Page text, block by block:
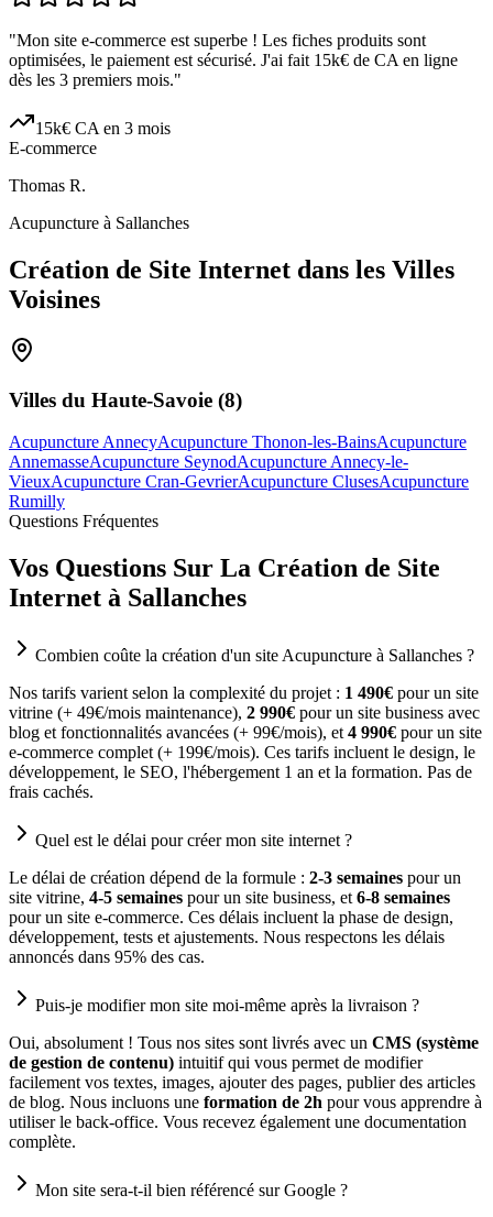
"Mon site e-commerce est superbe ! Les fiches produits sont
optimisées, le paiement est sécurisé. J'ai fait 15k€ de CA en ligne
dès les 3 premiers mois."
15k€ CA en 3 mois
E-commerce
Thomas R.
Acupuncture à Sallanches
Création de Site Internet dans les Villes
Voisines
Villes du Haute-Savoie (8)
Acupuncture AnnecyAcupuncture Thonon-les-BainsAcupuncture
AnnemasseAcupuncture SeynodAcupuncture Annecy-le-
VieuxAcupuncture Cran-GevrierAcupuncture ClusesAcupuncture
Rumilly
Questions Fréquentes
Vos Questions Sur La Création de Site
Internet à Sallanches
Combien coûte la création d'un site Acupuncture à Sallanches ?
Nos tarifs varient selon la complexité du projet : 1 490€ pour un site
vitrine (+ 49€/mois maintenance), 2 990€ pour un site business avec
blog et fonctionnalités avancées (+ 99€/mois), et 4 990€ pour un site
e-commerce complet (+ 199€/mois). Ces tarifs incluent le design, le
développement, le SEO, l'hébergement 1 an et la formation. Pas de
frais cachés.
Quel est le délai pour créer mon site internet ?
Le délai de création dépend de la formule : 2-3 semaines pour un
site vitrine, 4-5 semaines pour un site business, et 6-8 semaines
pour un site e-commerce. Ces délais incluent la phase de design,
développement, tests et ajustements. Nous respectons les délais
annoncés dans 95% des cas.
Puis-je modifier mon site moi-même après la livraison ?
Oui, absolument ! Tous nos sites sont livrés avec un CMS (système
de gestion de contenu) intuitif qui vous permet de modifier
facilement vos textes, images, ajouter des pages, publier des articles
de blog. Nous incluons une formation de 2h pour vous apprendre à
utiliser le back-office. Vous recevez également une documentation
complète.
Mon site sera-t-il bien référencé sur Google ?